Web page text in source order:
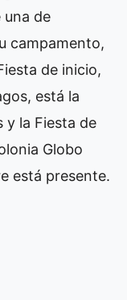
una de
campamento,
de inicio,
está la
y la Fiesta de
Globo
está presente.